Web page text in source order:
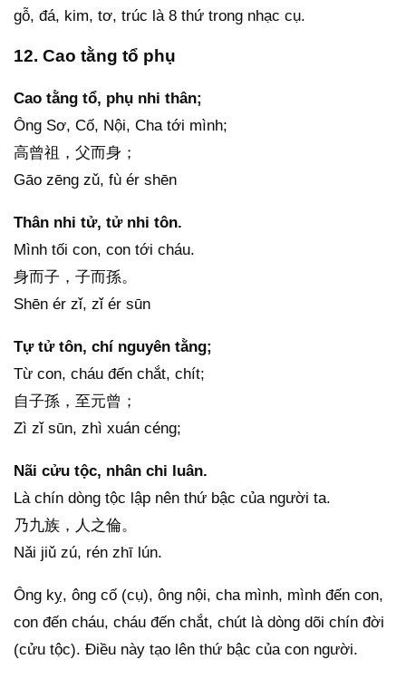
gỗ, đá, kim, tơ, trúc là 8 thứ trong nhạc cụ.
12. Cao tằng tổ phụ
Cao tằng tổ, phụ nhi thân;
Ông Sơ, Cố, Nội, Cha tới mình;
高曾祖，父而身；
Gāo zēng zǔ, fù ér shēn
Thân nhi tử, tử nhi tôn.
Mình tối con, con tới cháu.
身而子，子而孫。
Shēn ér zǐ, zǐ ér sūn
Tự tử tôn, chí nguyên tằng;
Từ con, cháu đến chắt, chít;
自子孫，至元曾；
Zì zǐ sūn, zhì xuán céng;
Nãi cửu tộc, nhân chi luân.
Là chín dòng tộc lập nên thứ bậc của người ta.
乃九族，人之倫。
Nǎi jiǔ zú, rén zhī lún.
Ông kỵ, ông cố (cụ), ông nội, cha mình, mình đến con,
con đến cháu, cháu đến chắt, chút là dòng dõi chín đời
(cửu tộc). Điều này tạo lên thứ bậc của con người.